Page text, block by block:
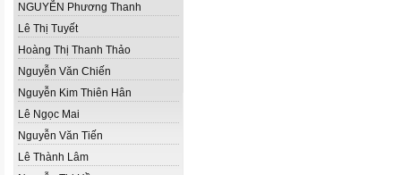
NGUYỄN Phương Thanh
Lê Thị Tuyết
Hoàng Thị Thanh Thảo
Nguyễn Văn Chiến
Nguyễn Kim Thiên Hân
Lê Ngọc Mai
Nguyễn Văn Tiến
Lê Thành Lâm